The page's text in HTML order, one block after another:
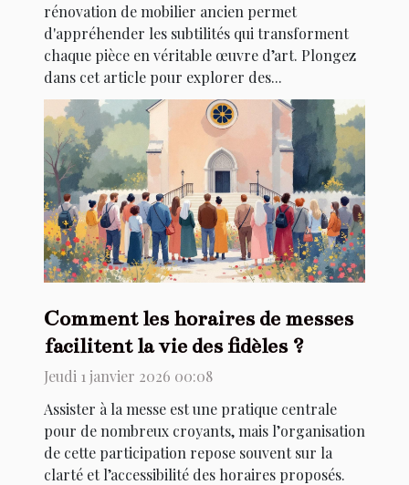
rénovation de mobilier ancien permet
d'appréhender les subtilités qui transforment
chaque pièce en véritable œuvre d’art. Plongez
dans cet article pour explorer des...
Comment les horaires de messes
facilitent la vie des fidèles ?
Jeudi 1 janvier 2026 00:08
Assister à la messe est une pratique centrale
pour de nombreux croyants, mais l’organisation
de cette participation repose souvent sur la
clarté et l’accessibilité des horaires proposés.